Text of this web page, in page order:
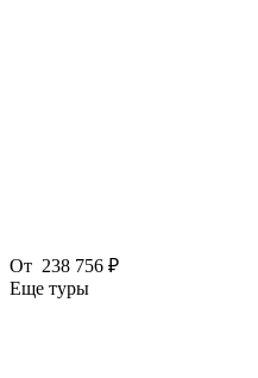
От 238 756 ₽
Еще туры